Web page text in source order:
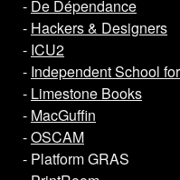
- De Dépendance
- Hackers & Designers
- ICU2
- Independent School
- Limestone Books
- MacGuffin
-OSCAM
- Platform GRAS